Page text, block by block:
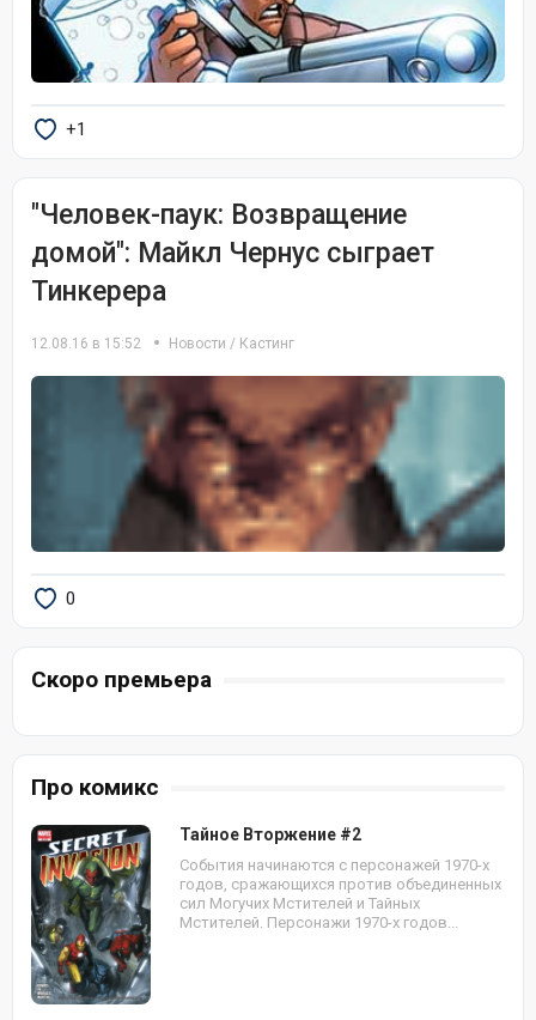
+1
"Человек-паук: Возвращение
домой": Майкл Чернус сыграет
Тинкерера
12.08.16 в 15:52 Новости / Кастинг
0
Скоро премьера
Про комикс
Тайное Вторжение #2
События начинаются с персонажей 1970-х
годов, сражающихся против объединенных
сил Могучих Мстителей и Тайных
Мстителей. Персонажи 1970-х годов...